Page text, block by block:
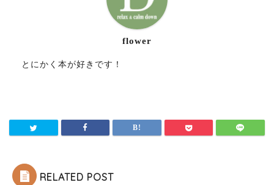
flower
とにかく本が好きです！
RELATED POST